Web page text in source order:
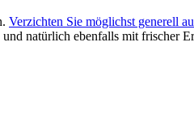
Verzichten Sie möglichst generell
natürlich ebenfalls mit frischer